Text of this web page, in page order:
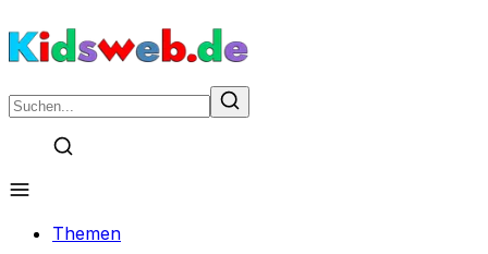
Themen